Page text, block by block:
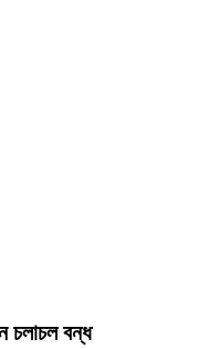
চলাচল বন্ধ